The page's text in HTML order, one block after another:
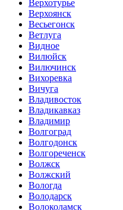
Верхотурье
Верхоянск
Весьегонск
Ветлуга
Видное
Вилюйск
Вилючинск
Вихоревка
Вичуга
Владивосток
Владикавказ
Владимир
Волгоград
Волгодонск
Волгореченск
Волжск
Волжский
Вологда
Володарск
Волоколамск